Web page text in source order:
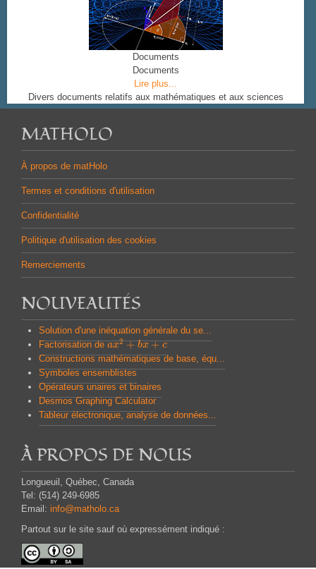
Documents
Documents
Lire plus...
Divers documents relatifs aux mathématiques et aux sciences
MATHOLO
À propos de matHolo
Termes et conditions d'utilisation
Confidentialité
Politique d'utilisation des cookies
Remerciements
NOUVEAUTÉS
Solution d'une inéquation générale du se...
Factorisation deax2 + bx + c
ax2+bx +c
Constructions mathématiques de base, équ...
Symboles ensemblistes
Opérateurs unaires et binaires
Desmos Graphing Calculator
Tableur électronique, analyse de données...
À PROPOS DE NOUS
Longueuil, Québec, Canada
Tel: (514) 249-6985
Email: info@matholo.ca
Partout sur le site sauf où expressément indiqué :